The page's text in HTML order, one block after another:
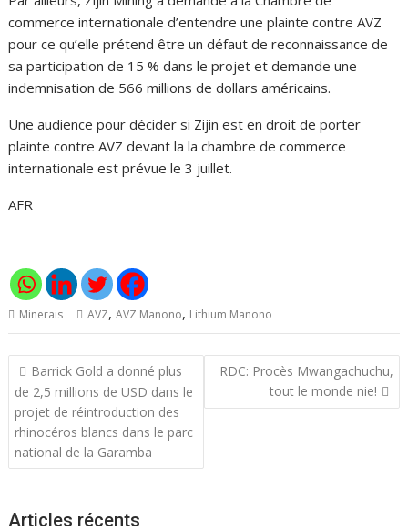
commerce internationale d’entendre une plainte contre AVZ
pour ce qu’elle prétend être un défaut de reconnaissance de
sa participation de 15 % dans le projet et demande une
indemnisation de 566 millions de dollars américains.
Une audience pour décider si Zijin est en droit de porter
plainte contre AVZ devant la la chambre de commerce
internationale est prévue le 3 juillet.
AFR
Minerais AVZ,AVZ Manono, Lithium Manono
Navigation
de
l’article
Barrick Gold a donné plus
de 2,5 millions de USD dans le
projet de réintroduction des
rhinocéros blancs dans le parc
national de la Garamba
RDC: Procès Mwangachuchu,
tout le monde nie!
Articles récents